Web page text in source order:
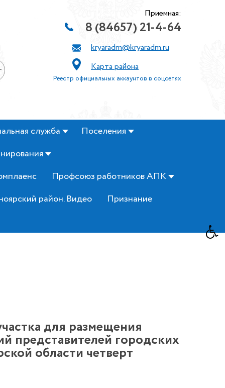
Приемная:
8 (84657) 21-4-64
kryaradm@kryaradm.ru
Карта района
Реестр официальных аккаунтов в соцсетях
служба
Поселения
Профсоюз работников АПК
район. Видео
Признание
для размещения
представителей городских
области четверт